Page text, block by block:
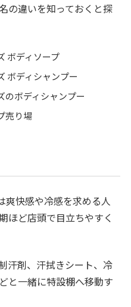
の違いを知っておくと探
ボディソープ
ボディシャンプー
のボディシャンプー
売り場
爽快感や冷感を求める人
ほど店頭で目立ちやすく
汗剤、汗拭きシート、冷
と一緒に特設棚へ移動す